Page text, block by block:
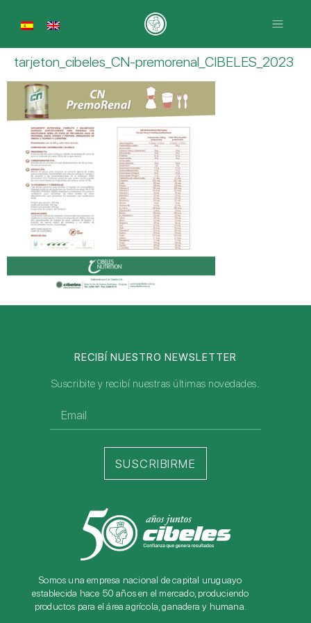
tarjeton_cibeles_CN-premorenal_CIBELES_2023
Somos una empresa nacional de capital uruguayo
establecida hace 50 años en el mercado, produciendo
productos para el área agrícola, ganadera y humana.
RECIBÍ NUESTRO NEWSLETTER
Suscribite y recibí nuestras últimas novedades.
SUSCRIBIRME